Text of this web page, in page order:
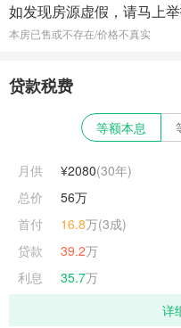
如发现房源虚假，请马上
本房已售或不存在/价格不真实
贷款税费
等额本息
月供 ¥2080(30年)
总价
56万
首付
16.8万(3成)
贷款
39.2万
利息
35.7万
详